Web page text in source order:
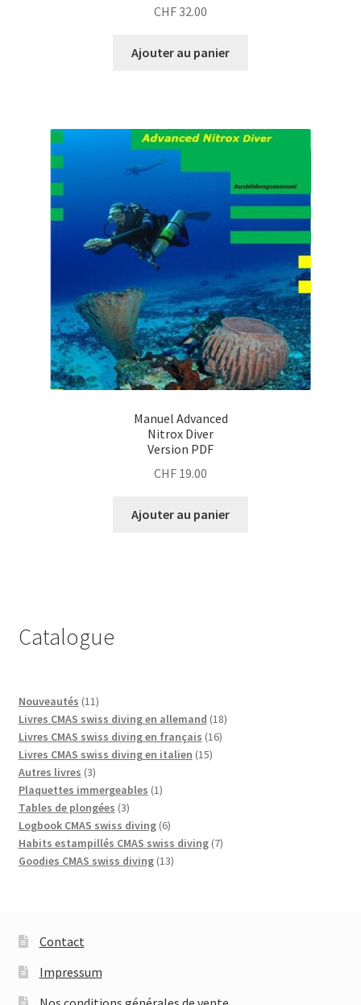
CHF32.00
Ajouter au panier
Manuel Advanced
Nitrox Diver
Version PDF
CHF 19.00
Ajouter au panier
Catalogue
Nouveautés 1111
produits
Livres CMAS swiss diving en allemand 1818
Livres CMAS swiss diving en français 1616
Livres CMAS swiss diving en italien 1515
Autres livres 33
produits
Plaquettes immergeables 11
Tables de plongées 33
produits
Logbook CMAS swiss diving 66
produits
Habits estampillés CMAS swiss diving 77
Goodies CMAS swiss diving 1313
Contact
Impressum